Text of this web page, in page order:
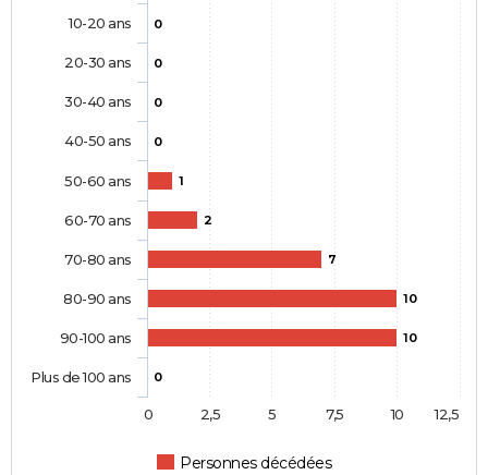
0
0
0
0
1
2
7
10
10
0
Personnes décédées
10-20 ans
20-30 ans
30-40 ans
40-50 ans
50-60 ans
60-70 ans
70-80 ans
80-90 ans
90-100 ans
Plus de 100 ans
0 10
2,5 5 7,5 12,5